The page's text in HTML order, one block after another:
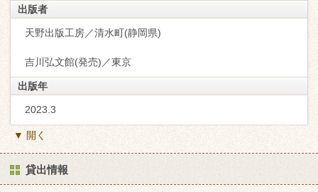
出版者
天野出版工房／清水町(静岡県)
吉川弘文館(発売)／東京
出版年
2023.3
▼ 開く
貸出情報